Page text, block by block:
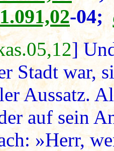
-04;
]
Stadt war,
Aussatz.
auf sein
»Herr,